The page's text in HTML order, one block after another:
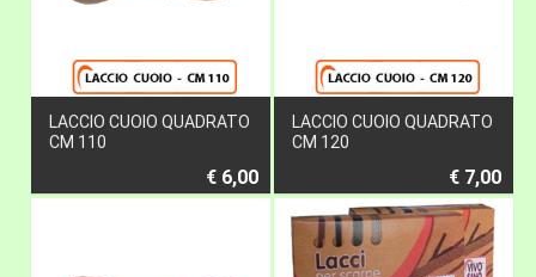
LACCIO CUOIO QUADRATO
CM 110
€ 6,00
LACCIO CUOIO QUADRATO
CM 120
€ 7,00